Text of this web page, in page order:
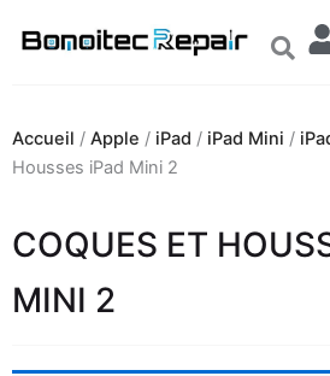
Accueil / Apple / iPad / iPad Mini /
Housses iPad Mini 2
COQUES ET
MINI 2